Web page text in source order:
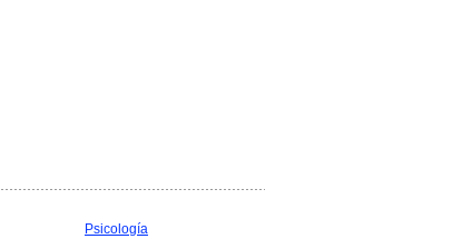
Psicología